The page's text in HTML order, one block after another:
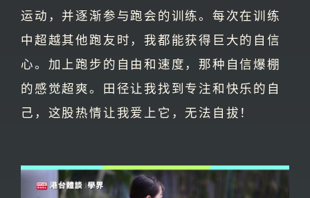
运动，并逐渐参与跑会的训练。每次在训练
中超越其他跑友时，我都能获得巨大的自信
心。加上跑步的自由和速度，那种自信爆棚
的感觉超爽。田径让我找到专注和快乐的自
己，这股热情让我爱上它，无法自拔！